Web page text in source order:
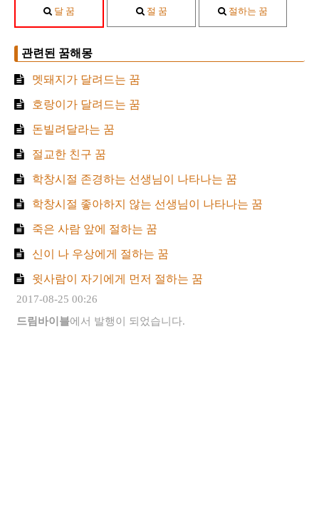
달 꿈 절 꿈 절하는 꿈
관련된 꿈해몽
멧돼지가 달려드는 꿈
호랑이가 달려드는 꿈
돈빌려달라는 꿈
절교한 친구 꿈
학창시절 존경하는 선생님이 나타나는 꿈
학창시절 좋아하지 않는 선생님이 나타나는 꿈
죽은 사람 앞에 절하는 꿈
신이 나 우상에게 절하는 꿈
윗사람이 자기에게 먼저 절하는 꿈
2017-08-25 00:26
드림바이블에서 발행이 되었습니다.